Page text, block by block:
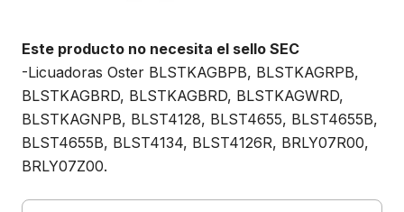
Este producto no necesita el sello SEC
-Licuadoras Oster BLSTKAGBPB, BLSTKAGRPB,
BLSTKAGBRD, BLSTKAGBRD, BLSTKAGWRD,
BLSTKAGNPB, BLST4128, BLST4655, BLST4655B,
BLST4655B, BLST4134, BLST4126R, BRLY07R00,
BRLY07Z00.